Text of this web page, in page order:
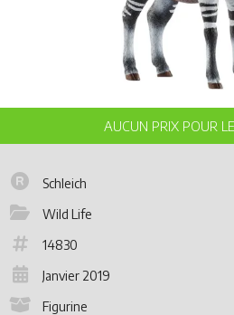
Schleich
Wild Life
14830
Janvier 2019
Figurine